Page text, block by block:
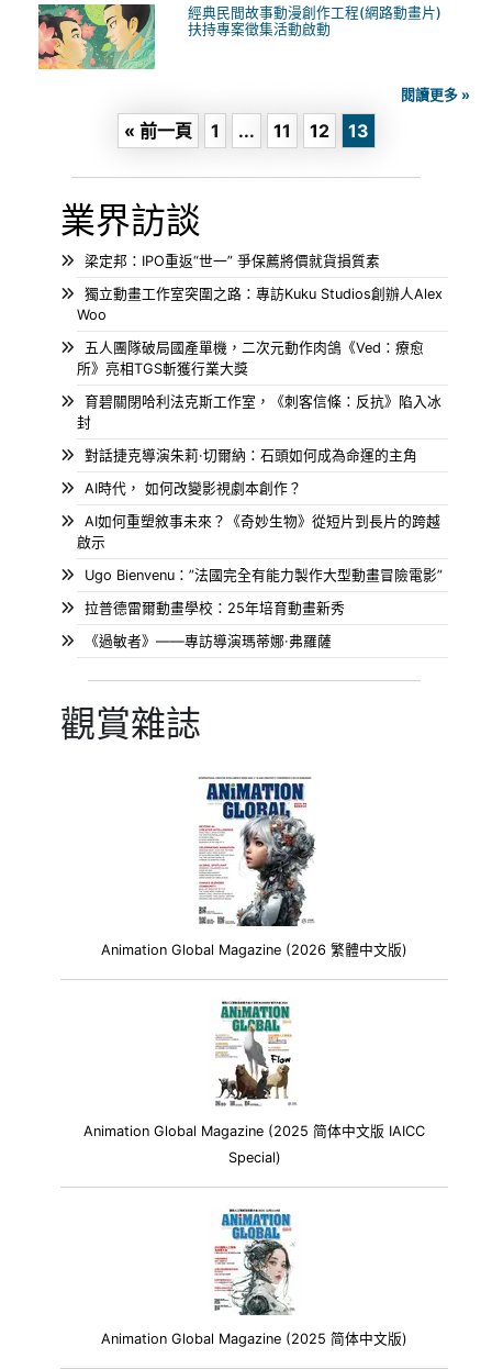
業界訪談
梁定邦：IPO重返“世一” 爭保薦將價就貨損質素
獨立動畫工作室突圍之路：專訪Kuku Studios創辦人Alex
Woo
五人團隊破局國產單機，二次元動作肉鴿《Ved：療愈
所》亮相TGS斬獲行業大獎
育碧關閉哈利法克斯工作室，《刺客信條：反抗》陷入冰
封
對話捷克導演朱莉·切爾納：石頭如何成為命運的主角
AI時代， 如何改變影視劇本創作？
AI如何重塑敘事未來？《奇妙生物》從短片到長片的跨越
啟示
Ugo Bienvenu：”法國完全有能力製作大型動畫冒險電影”
拉普德雷爾動畫學校：25年培育動畫新秀
《過敏者》——專訪導演瑪蒂娜·弗羅薩
觀賞雜誌
Animation Global Magazine (2026 繁體中文版)
Animation Global Magazine (2025 简体中文版 IAICC
Special)
Animation Global Magazine (2025 简体中文版)
經典民間故事動漫創作工程(網路動畫片)
扶持專案徵集活動啟動
閱讀更多 »
« 前一頁 1 ... 11 12 13